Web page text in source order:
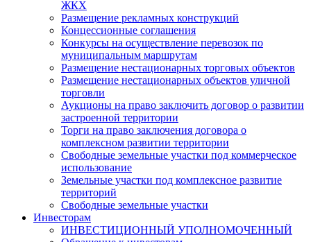
ЖКХ
Размещение рекламных конструкций
Концессионные соглашения
Конкурсы на осуществление перевозок по
муниципальным маршрутам
Размещение нестационарных торговых объектов
Размещение нестационарных объектов уличной
торговли
Аукционы на право заключить договор о развитии
застроенной территории
Торги на право заключения договора о
комплексном развитии территории
Свободные земельные участки под коммерческое
использование
Земельные участки под комплексное развитие
территорий
Свободные земельные участки
Инвесторам
ИНВЕСТИЦИОННЫЙ УПОЛНОМОЧЕННЫЙ